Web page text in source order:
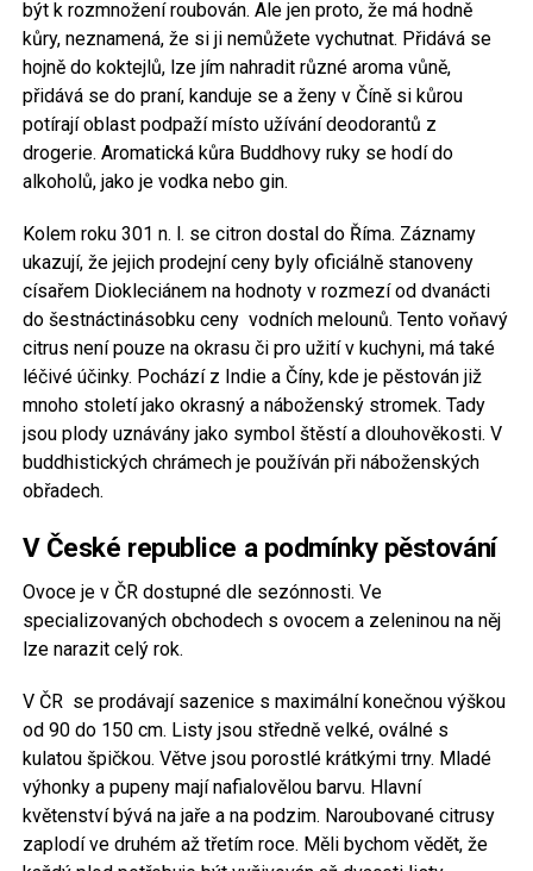
být k rozmnožení roubován. Ale jen proto, že má hodně
kůry, neznamená, že si ji nemůžete vychutnat. Přidává se
hojně do koktejlů, lze jím nahradit různé aroma vůně,
přidává se do praní, kanduje se a ženy v Číně si kůrou
potírají oblast podpaží místo užívání deodorantů z
drogerie. Aromatická kůra Buddhovy ruky se hodí do
alkoholů, jako je vodka nebo gin.
Kolem roku 301 n. l. se citron dostal do Říma. Záznamy
ukazují, že jejich prodejní ceny byly oficiálně stanoveny
císařem Diokleciánem na hodnoty v rozmezí od dvanácti
do šestnáctinásobku ceny vodních melounů. Tento voňavý
citrus není pouze na okrasu či pro užití v kuchyni, má také
léčivé účinky. Pochází z Indie a Číny, kde je pěstován již
mnoho století jako okrasný a náboženský stromek. Tady
jsou plody uznávány jako symbol štěstí a dlouhověkosti. V
buddhistických chrámech je používán při náboženských
obřadech.
V České republice a podmínky pěstování
Ovoce je v ČR dostupné dle sezónnosti. Ve
specializovaných obchodech s ovocem a zeleninou na něj
lze narazit celý rok.
V ČR se prodávají sazenice s maximální konečnou výškou
od 90 do 150 cm. Listy jsou středně velké, oválné s
kulatou špičkou. Větve jsou porostlé krátkými trny. Mladé
výhonky a pupeny mají nafialovělou barvu. Hlavní
květenství bývá na jaře a na podzim. Naroubované citrusy
zaplodí ve druhém až třetím roce. Měli bychom vědět, že